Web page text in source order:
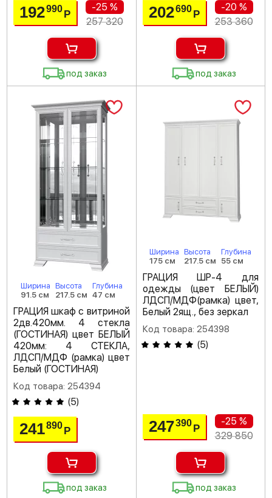
192990Р
-25 %
257 320
под заказ
202690 Р
-20 %
253 360
под заказ
Ширина
91.5 см
Высота
217.5 см
Глубина
47 см
ГРАЦИЯ шкаф с витриной
2дв.420мм. 4 стекла
(ГОСТИНАЯ) цвет БЕЛЫЙ
420мм: 4 СТЕКЛА,
ЛДСП/МДФ (рамка) цвет
Белый (ГОСТИНАЯ)
Код товара: 254394
(5)
241890Р
под заказ
Ширина
175 см
Высота
217.5 см
Глубина
55 см
ГРАЦИЯ ШР-4 для
одежды (цвет БЕЛЫЙ)
ЛДСП/МДФ(рамка) цвет,
Белый 2ящ., без зеркал
Код товара: 254398
(5)
247390 Р
-25 %
329 850
под заказ